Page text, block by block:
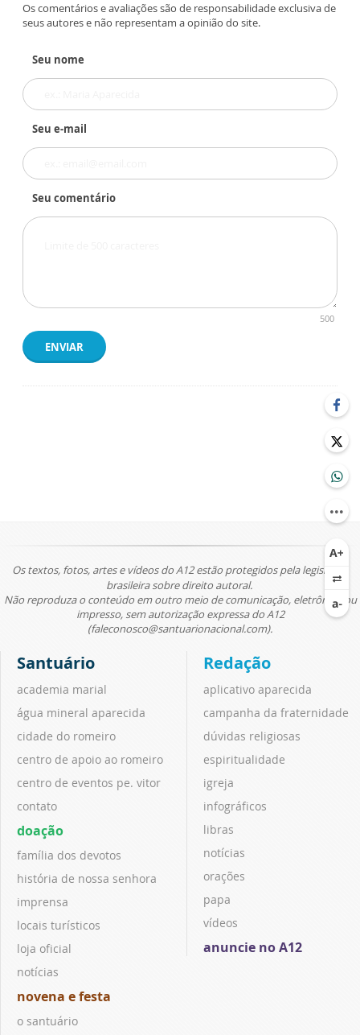
Os comentários e avaliações são de responsabilidade exclusiva de
seus autores e não representam a opinião do site.
Seu nome
Seu e-mail
Seu comentário
500
ENVIAR
Os textos, fotos, artes e vídeos do A12 estão protegidos pela legislação
brasileira sobre direito autoral.
Não reproduza o conteúdo em outro meio de comunicação, eletrônico ou
impresso, sem autorização expressa do A12
(faleconosco@santuarionacional.com).
Santuário
academia marial
água mineral aparecida
cidade do romeiro
centro de apoio ao romeiro
centro de eventos pe. vitor
contato
doação
família dos devotos
história de nossa senhora
imprensa
locais turísticos
loja oficial
notícias
novena e festa
o santuário
Redação
aplicativo aparecida
campanha da fraternidade
dúvidas religiosas
espiritualidade
igreja
infográficos
libras
notícias
orações
papa
vídeos
anuncie no A12